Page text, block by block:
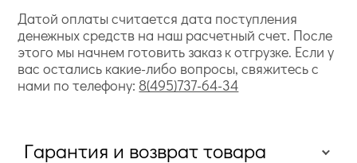
Датой оплаты считается дата поступления
денежных средств на наш расчетный счет. После
этого мы начнем готовить заказ к отгрузке. Если у
вас остались какие-либо вопросы, свяжитесь с
нами по телефону: 8(495)737-64-34
Гарантия и возврат товара